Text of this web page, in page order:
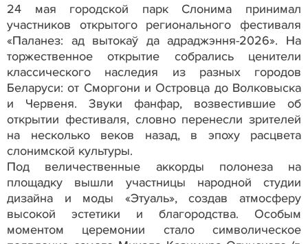
24 мая городской парк Слонима принимал
участников открытого регионального фестиваля
«Паланез: ад вытокаў да адраджэння-2026». На
торжественное открытие собрались ценители
классического наследия из разных городов
Беларуси: от Сморгони и Островца до Волковыска
и Червеня. Звуки фанфар, возвестившие об
открытии фестиваля, словно перенесли зрителей
на несколько веков назад, в эпоху расцвета
слонимской культуры.
Под величественные аккорды полонеза на
площадку вышли участницы народной студии
дизайна и моды «Этуаль», создав атмосферу
высокой эстетики и благородства. Особым
моментом церемонии стало символическое